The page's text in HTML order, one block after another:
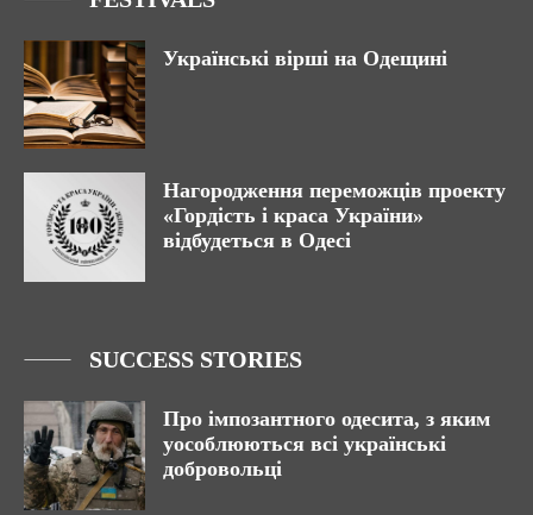
Українські вірші на Одещині
Нагородження переможців проекту
«Гордість і краса України»
відбудеться в Одесі
SUCCESS STORIES
Про імпозантного одесита, з яким
уособлюються всі українські
добровольці